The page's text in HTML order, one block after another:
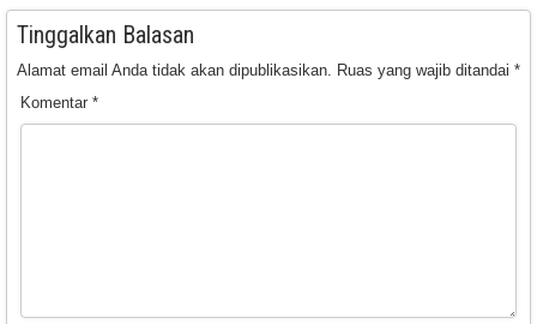
Tinggalkan Balasan
Alamat email Anda tidak akan dipublikasikan. Ruas yang wajib ditandai *
Komentar *